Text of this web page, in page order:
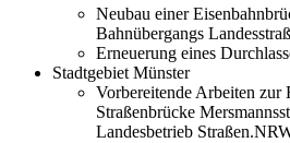
Neubau einer
Bahnübergangs
Erneuerung eines
Stadtgebiet Münster
Vorbereitende Arbeiten zur
Straßenbrücke
Landesbetrieb